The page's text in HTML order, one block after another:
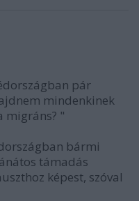
pár
mindenkinek
migráns? "
bármi
támadás
képest, szóval